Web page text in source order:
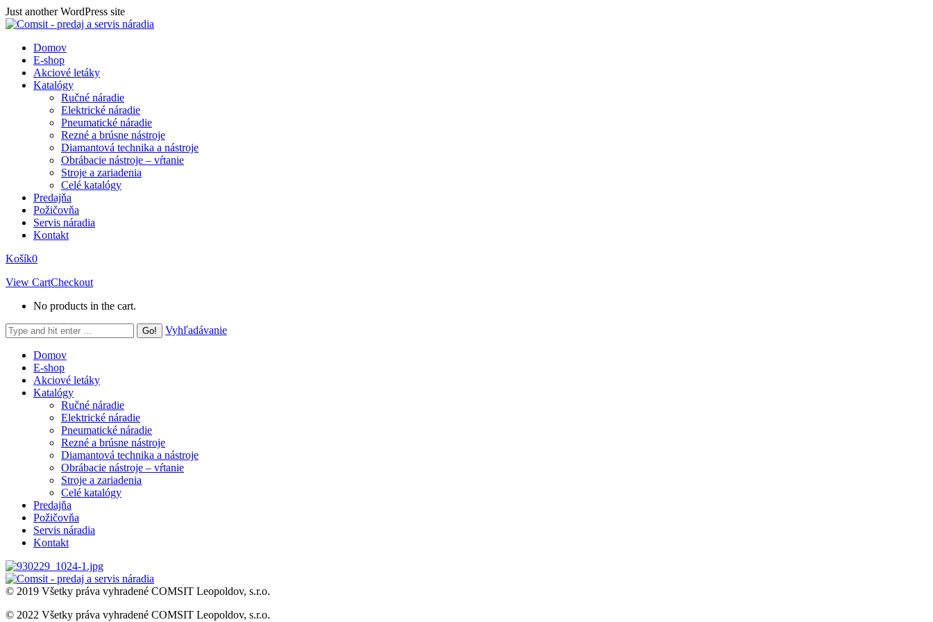
Skip
to
Just another WordPress site
Domov
E-shop
Akciové letáky
Katalógy
Ručné náradie
Elektrické náradie
Pneumatické náradie
Rezné a brúsne nástroje
Diamantová technika a nástroje
Obrábacie nástroje – vŕtanie
Stroje a zariadenia
Celé katalógy
Predajňa
Požičovňa
Servis náradia
Kontakt
Košík0
View CartCheckout
No products in the cart.
Search:
Vyhľadávanie
Domov
E-shop
Akciové letáky
Katalógy
Ručné náradie
Elektrické náradie
Pneumatické náradie
Rezné a brúsne nástroje
Diamantová technika a nástroje
Obrábacie nástroje – vŕtanie
Stroje a zariadenia
Celé katalógy
Predajňa
Požičovňa
Servis náradia
Kontakt
© 2019 Všetky práva vyhradené COMSIT Leopoldov, s.r.o.
© 2022 Všetky práva vyhradené COMSIT Leopoldov, s.r.o.